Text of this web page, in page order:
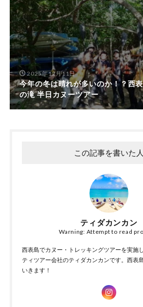
2025年12月11日
今年の冬は晴れが多いのか！？西
の滝 半日カヌーツアー
この記事を書いた人
ティダカンカン
Warning: Attempt to read
西表島でカヌー・トレッキングツアーを実施
ティツアー会社のティダカンカンです。西表
いきます！